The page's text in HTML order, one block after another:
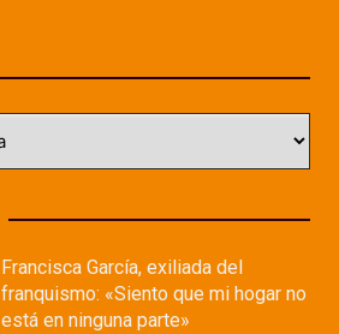
Francisca García, exiliada del
franquismo: «Siento que mi hogar no
está en ninguna parte»